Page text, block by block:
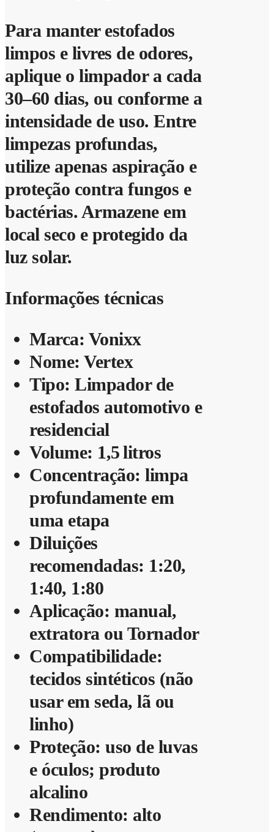
Para manter estofados
limpos e livres de odores,
aplique o limpador a cada
30–60 dias, ou conforme a
intensidade de uso. Entre
limpezas profundas,
utilize apenas aspiração e
proteção contra fungos e
bactérias. Armazene em
local seco e protegido da
luz solar.
Informações técnicas
Marca: Vonixx
Nome: Vertex
Tipo: Limpador de
estofados automotivo e
residencial
Volume: 1,5 litros
Concentração: limpa
profundamente em
uma etapa
Diluições
recomendadas: 1:20,
1:40, 1:80
Aplicação: manual,
extratora ou Tornador
Compatibilidade:
tecidos sintéticos (não
usar em seda, lã ou
linho)
Proteção: uso de luvas
e óculos; produto
alcalino
Rendimento: alto